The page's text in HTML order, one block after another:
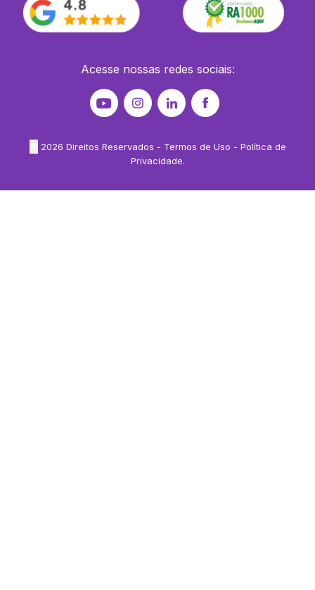
Acesse nossas redes sociais:
2026 Direitos Reservados - Termos de Uso - Política de
Privacidade.